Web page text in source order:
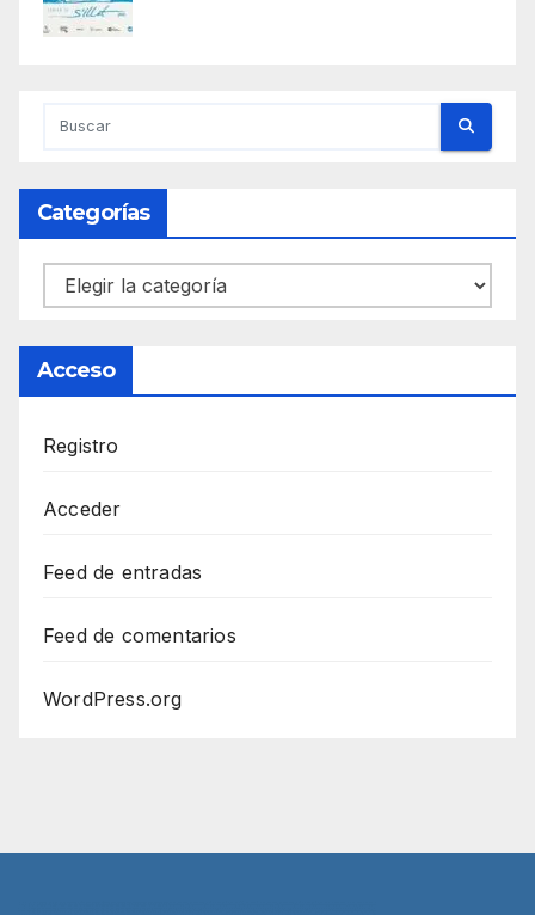
Categorías
Categorías
Acceso
Registro
Acceder
Feed de entradas
Feed de comentarios
WordPress.org